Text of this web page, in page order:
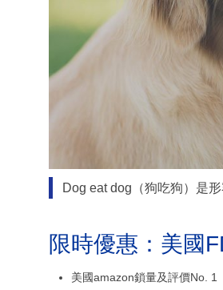
Dog eat dog（狗吃狗）是
限時優惠：美國
美國amazon鎖量及評價No. 1